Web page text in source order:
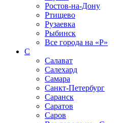
Ростов-на-Дону
Ртищево
Рузаевка
Рыбинск
Все города на «Р»
С
Салават
Салехард
Самара
Санкт-Петербург
Саранск
Саратов
Саров